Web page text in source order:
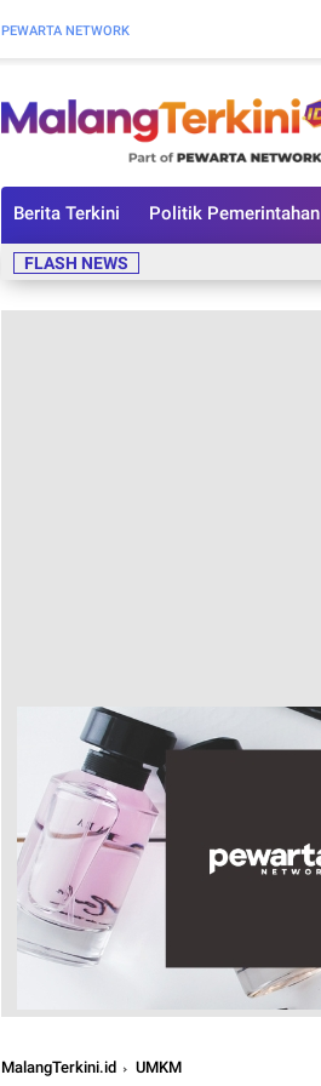
PEWARTA NETWORK
Berita Terkini Politik Pemerintahan
FLASH NEWS
MalangTerkini.id UMKM